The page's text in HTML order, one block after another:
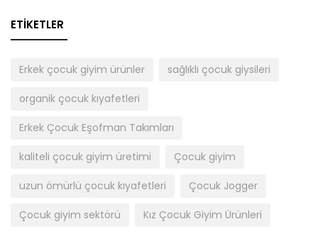
ETIKETLER
Erkek çocuk giyim ürünler sağlıklı çocuk giysileri
organik çocuk kıyafetleri
Erkek Çocuk Eşofman Takımları
kaliteli çocuk giyim üretimi Çocuk giyim
uzun ömürlü çocuk kıyafetleri Çocuk Jogger
Çocuk giyim sektörü Kız Çocuk Giyim Ürünleri